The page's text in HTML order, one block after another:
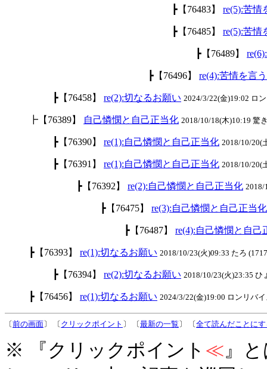
┣【76483】 re(5):苦情
┣【76485】 re(5):苦情
┣【76489】
┣【76496】 re(4):苦情を言
┣【76458】 re(2):切なるお願い 2024/3/22(金)19:02 ロ
┣【76389】 自己憐憫と自己正当化 2018/10/18(木)10:19 驚
┣【76390】 re(1):自己憐憫と自己正当化 2018/10/20(
┣【76391】 re(1):自己憐憫と自己正当化 2018/10/20(
┣【76392】 re(2):自己憐憫と自己正当化 2018/
┣【76475】 re(3):自己憐憫と自己正当化
┣【76487】 re(4):自己憐憫と自己
┣【76393】 re(1):切なるお願い 2018/10/23(火)09:33 たろ
┣【76394】 re(2):切なるお願い 2018/10/23(火)23:35 ひ
┣【76456】 re(1):切なるお願い 2024/3/22(金)19:00 ロンリバ
〔前の画面〕 〔 クリックポイント 〕 〔最新の一覧 〕 〔全て読んだことに
※ 『クリックポイント ≪』